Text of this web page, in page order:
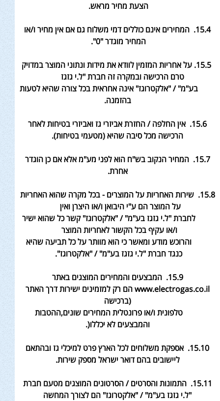
הצעת מחיר מראש.
15.4. המחירים אינם כוללים דמי משלוח גם אם אין מחיר ו/או
המחיר מוגדר "0 ".
15.5. על אחריות המזמין לוודא את מידות ונתוני המוצר במדויק
טרם הרכישה ובמקרה זה חברת "ל.י גזגז
בע"מ" / "אלקטרוגז" אינה אחראית בכל צורה שהיא לטעות
בהזמנה.
15.6. אין החלפה / החזרת אביזרי גז ואביזרי בטיחות לאחר
הרכישה מכל סיבה שהיא (מטעמי בטיחות).
15.7. המחיר הנקוב בש"ח הוא לפני מע"מ אלא אם כן הוגדר
אחרת.
15.8. שירות האחריות על המוצרים - בכל מקרה שהוא האחריות
על המוצר הם ע"י היבואן ו/או היצרן ואין
לחברת "ל.י גזגז בע"מ" / "אלקטרוגז" קשר כל שהוא ישיר
ו/או עקיף בכל הקשור לאחריות המוצר
והרוכש מודע ומאשר כי הוא מוותר על כל תביעה שהיא
כנגד חברת "ל.י גזגז בע"מ" / "אלקטרוגז".
15.9. המבצעים והמחירים המוצגים באתר
www.electrogas.co.il הם רק למזמינים ישירות דרך האתר
(ברכישה
טלפונית ו/או פרונטלית המחירים שונים,ההטבות
והמבצעים לא יכללו(.
15.10. אספקת משלוחים לכל הארץ פרט למיכלי גז ובהתאם
ליישובים בהם דואר ישראל מספק שירות.
15.11. התמונות והסרטים / הסרטונים המוצגים מטעם חברת
"ל.י גזגז בע"מ" / "אלקטרוגז" הם לצורך המחשה